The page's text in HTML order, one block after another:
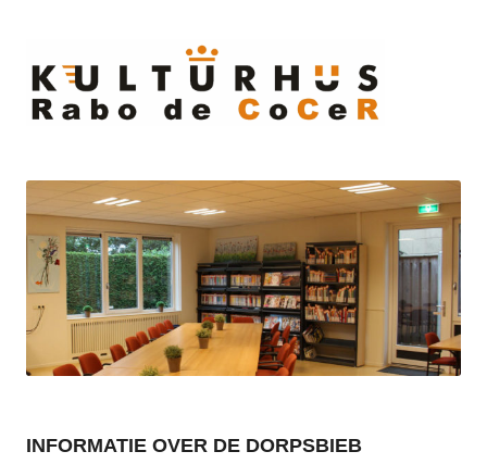
INFORMATIE OVER DE DORPSBIEB